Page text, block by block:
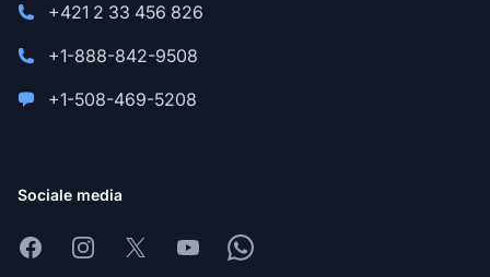
+421 2 33 456 826
+1-888-842-9508
+1-508-469-5208
Sociale media
FacebookInstagram
X YoutubeWhatsapp